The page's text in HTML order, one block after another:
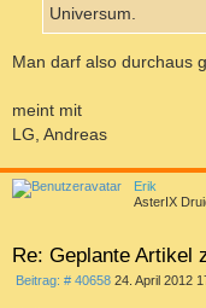
Universum.
Man darf also durchaus
meint mit
LG, Andreas
Erik
AsterIX
Re: Geplante Artikel
Beitrag: # 40658B24. April 2012